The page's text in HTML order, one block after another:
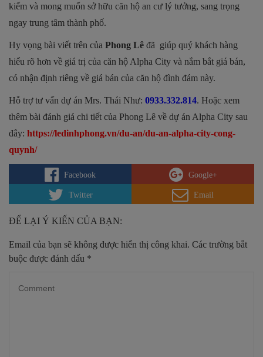
kiếm và mong muốn sở hữu căn hộ an cư lý tưởng, sang trọng
ngay trung tâm thành phố.
Hy vọng bài viết trên của Phong Lê đã giúp quý khách hàng
hiểu rõ hơn về giá trị của căn hộ Alpha City và nắm bắt giá bán,
có nhận định riêng về giá bán của căn hộ đình đám này.
Hỗ trợ tư vấn dự án Mrs. Thái Như: 0933.332.814. Hoặc xem
thêm bài đánh giá chi tiết của Phong Lê về dự án Alpha City sau
đây: https://ledinhphong.vn/du-an/du-an-alpha-city-cong-
quynh/
Facebook Google+
Twitter Email
ĐỂ LẠI Ý KIẾN CỦA BẠN:
Email của bạn sẽ không được hiển thị công khai. Các trường bắt
buộc được đánh dấu *